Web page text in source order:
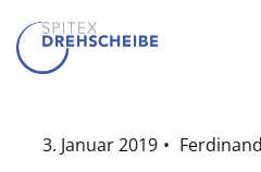
3. Januar 2019 •